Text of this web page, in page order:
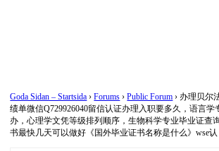
Goda Sidan – Startsida › Forums › Public Forum › 办理贝尔
绩单微信Q729926040留信认证办理入职要多久，语言
办，心理学文凭等级排列顺序，生物科学专业毕业证查
书最快几天可以做好《国外毕业证书名称是什么》wse认